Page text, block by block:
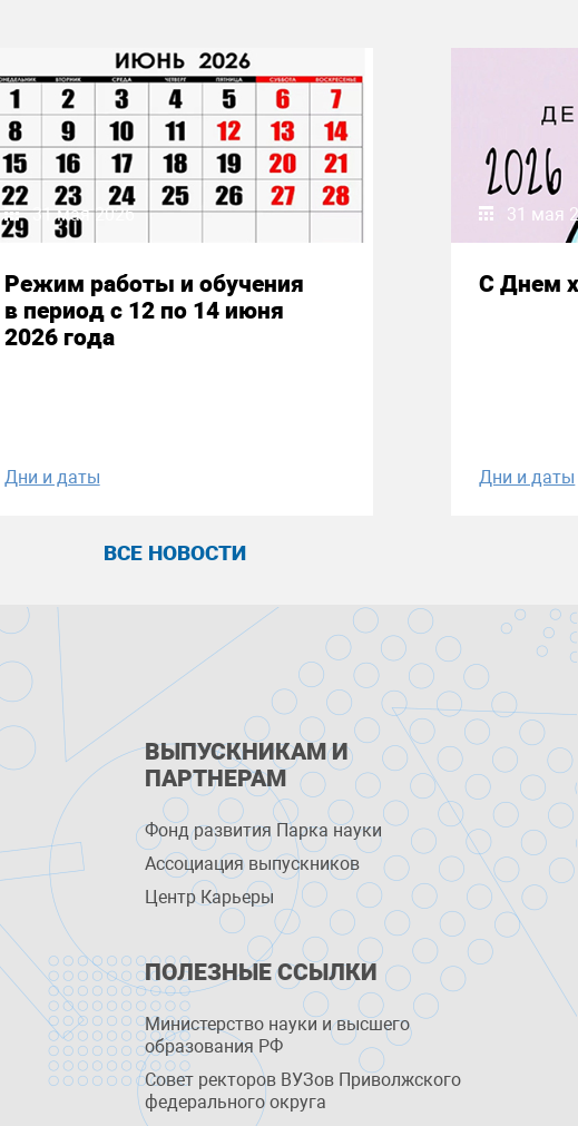
31 мая 2026
Режим работы и обучения
в период с 12 по 14 июня
2026 года
Дни и даты
31 мая
С Днем
Дни и даты
ВСЕ НОВОСТИ
ВЫПУСКНИКАМ И
ПАРТНЕРАМ
Фонд развития Парка науки
Ассоциация выпускников
Центр Карьеры
ПОЛЕЗНЫЕ ССЫЛКИ
Министерство науки и высшего
образования РФ
Совет ректоров ВУЗов Приволжского
федерального округа